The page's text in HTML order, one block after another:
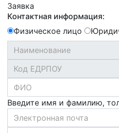
Заявка
Контактная информация:
Физическое лицо
Введите имя и фамилию,